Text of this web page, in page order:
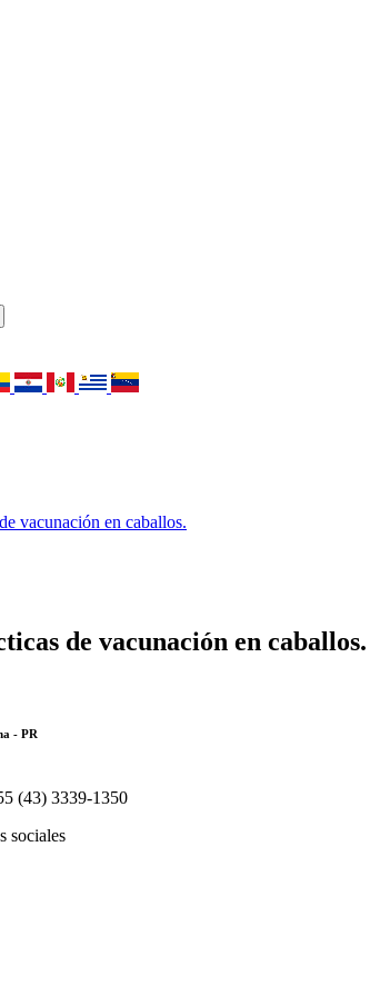
vacunación en caballos.
de vacunación en caballos.
- PR
(43) 3339-1350
sociales